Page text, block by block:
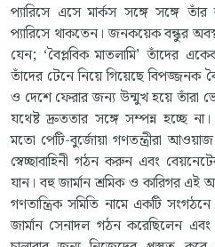
প্যারিসে এসে মার্কস সঙ্গে সঙ্গে
প্যারিসে থাকতেন। জনকয়েক বন্ধুর
যেন; ‘বৈপ্লবিক মাতলামি’ তাঁদের
তাঁদের টেনে নিয়ে গিয়েছে বিপজ্জনক
ও দেশে ফেরার জন্য উন্মুখ হয়ে তাঁরা
যথেষ্ট দ্রুততার সঙ্গে সম্পন্ন হচ্ছে
মতো পেটি-বুর্জোয়া গণতন্ত্রীরা
স্বেচ্ছাবাহিনী গঠন করুন এবং
যান। বহু জার্মান শ্রমিক ও কারিগর এই
গণতান্ত্রিক সমিতি নামে একটি
জার্মান সেনাদল গঠন করেছিলেন এবং